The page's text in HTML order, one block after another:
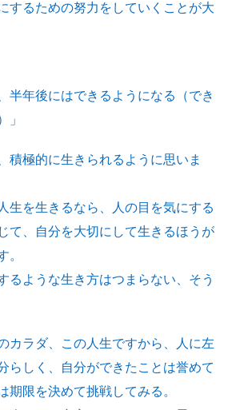
するための努力をしていくことが大
半年後にはできるようになる（でき
」
積極的に生きられるように思いま
生を生きるなら、人の目を気にする
て、自分を大切にして生きるほうが
。
るような生き方はつまらない、そう
カラダ、この人生ですから、人に左
らしく、自分ができたことは誉めて
期限を決めて挑戦してみる。